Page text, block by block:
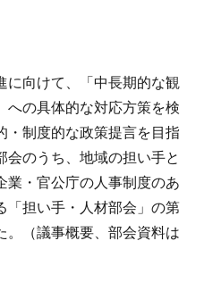
に向けて、「中長期的な観
への具体的な対応方策を検
・制度的な政策提言を目指
会のうち、地域の担い手と
業・官公庁の人事制度のあ
「担い手・人材部会」の第
。（議事概要、部会資料は